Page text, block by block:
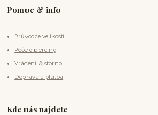
Pomoc & info
Průvodce velikostí
Péče o piercing
Vrácení & storno
Doprava a platba
Kde nás najdete